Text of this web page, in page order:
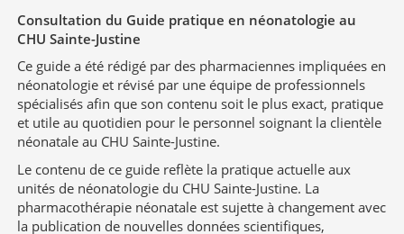
utiliser les suppositoires à 120 mg/suppositoire, à
couper en deux (suppositoires disponibles à la
pharmacie)
IV
Donner en 15 minutes
Consultation du Guide pratique en néonatologie au
CHU Sainte-Justine
Ce guide a été rédigé par des pharmaciennes impliquées en
néonatologie et révisé par une équipe de professionnels
spécialisés afin que son contenu soit le plus exact, pratique
et utile au quotidien pour le personnel soignant la clientèle
néonatale au CHU Sainte-Justine.
Le contenu de ce guide reflète la pratique actuelle aux
unités de néonatologie du CHU Sainte-Justine. La
pharmacothérapie néonatale est sujette à changement avec
la publication de nouvelles données scientifiques,